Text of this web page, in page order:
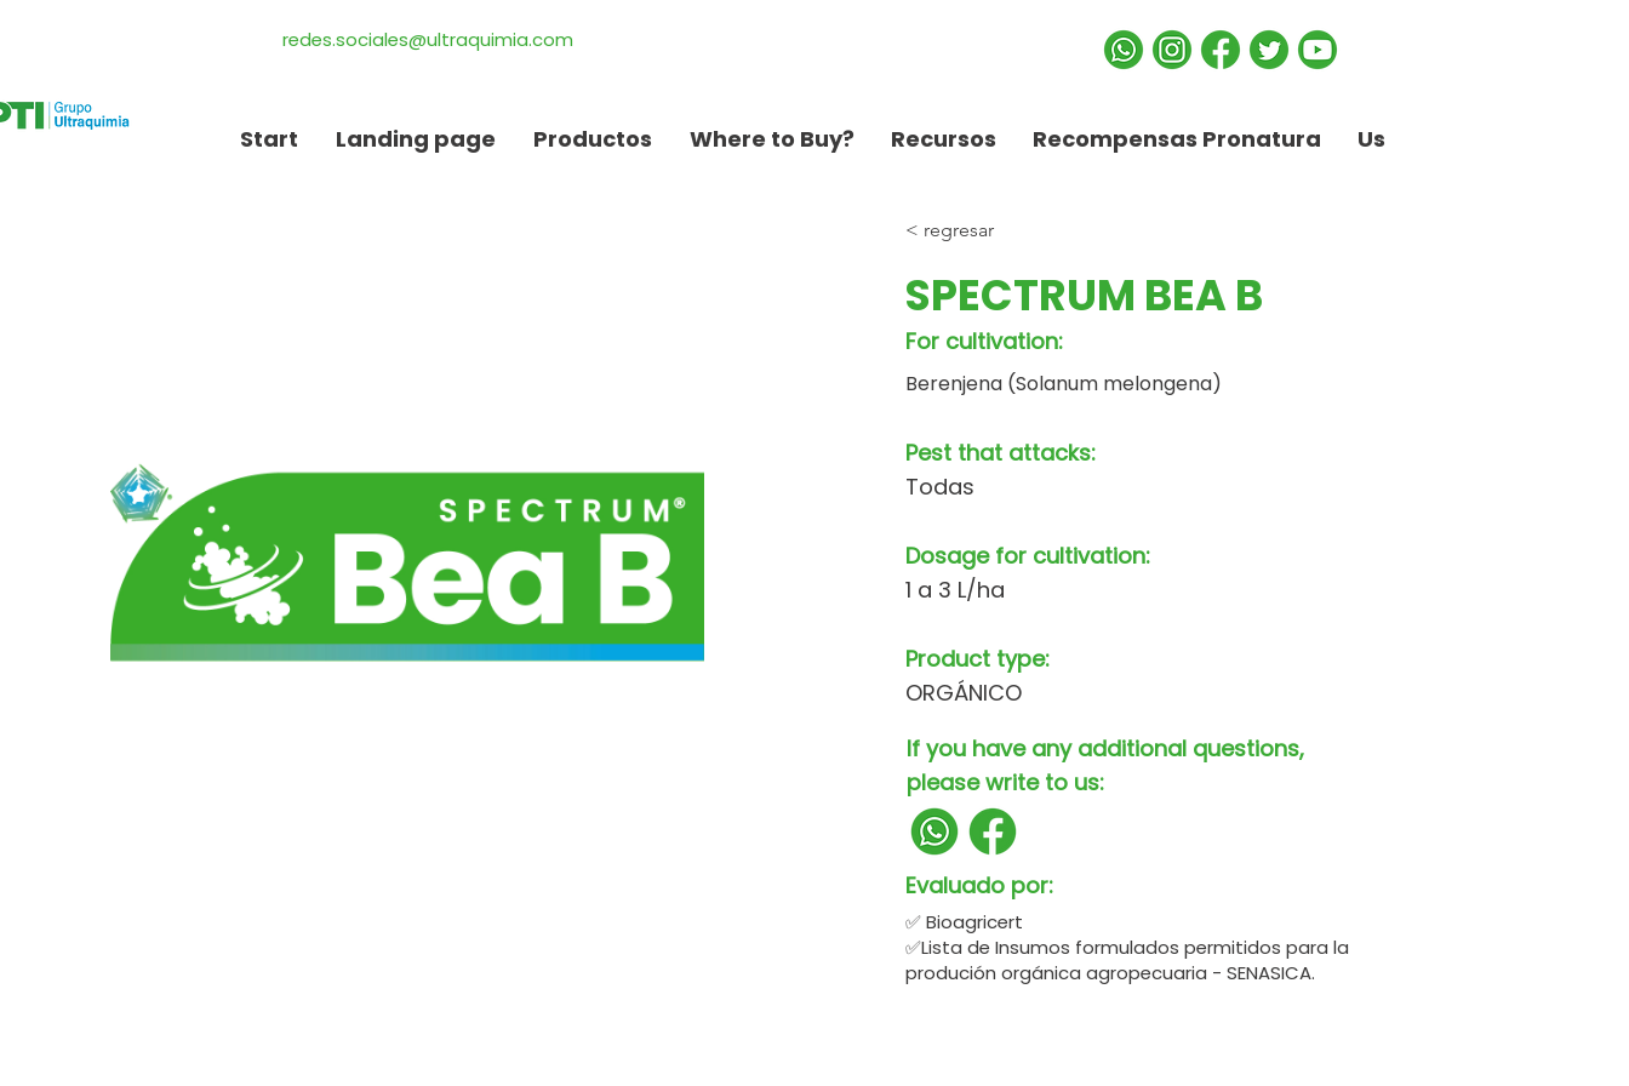
redes.sociales@ultraquimia.com
Start Landing page Productos Where to Buy? Recursos Recompensas Pronatura Us
< regresar
SPECTRUM BEA B
For cultivation:
Berenjena (Solanum melongena)
Pest that attacks:
Todas
Dosage for cultivation:
1 a 3 L/ha
Product type:
ORGÁNICO
If you have any additional questions,
please write to us:
Evaluado por:
✅ Bioagricert
✅Lista de Insumos formulados permitidos para la
produción orgánica agropecuaria - SENASICA.